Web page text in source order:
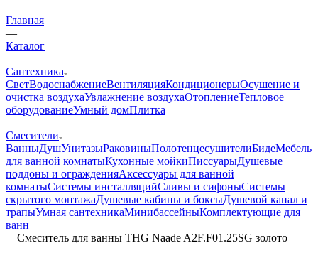
Главная
—
Каталог
—
Сантехника
СветВодоснабжениеВентиляцияКондиционерыОсушение и
очистка воздухаУвлажнение воздухаОтоплениеТепловое
оборудованиеУмный домПлитка
—
Смесители
ВанныДушУнитазыРаковиныПолотенцесушителиБидеМебель
для ванной комнатыКухонные мойкиПиссуарыДушевые
поддоны и огражденияАксессуары для ванной
комнатыСистемы инсталляцийСливы и сифоныСистемы
скрытого монтажаДушевые кабины и боксыДушевой канал и
трапыУмная сантехникаМинибассейныКомплектующие для
ванн
—Смеситель для ванны THG Naade A2F.F01.25SG золото